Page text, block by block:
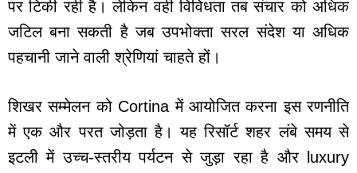
पर टिकी रही है। लेकिन वही विविधता तब संचार को अधिक
जटिल बना सकती है जब उपभोक्ता सरल संदेश या अधिक
पहचानी जाने वाली श्रेणियां चाहते हों।
शिखर सम्मेलन को Cortina में आयोजित करना इस रणनीति
में एक और परत जोड़ता है। यह रिसॉर्ट शहर लंबे समय से
इटली में उच्च-स्तरीय पर्यटन से जुड़ा रहा है और luxury